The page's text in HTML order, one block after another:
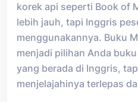
korek api seperti Book of
lebih jauh, tapi Inggris
menggunakannya. Buku
menjadi pilihan Anda
yang berada di Inggris,
menjelajahinya terlepas